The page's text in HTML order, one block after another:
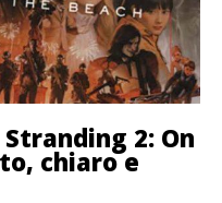
2: On
chiaro e